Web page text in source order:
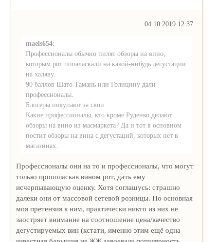
04.10.2019 12:37
maels654:
Профессионалы обычно пилят обзоры на вино,
которым рот попаласкали на какой-нибудь дегустации
на халяву.
90 баллов Шато Тамань или Голицину дали
профессионалы.
Блогеры покупают за свои.
Какие профессионалы, кто кроме Руденко делают
обзоры на вино из масмаркета? Да и тот в основном
постит обзоры на вина с дегустаций, которых нет в
магазинах.
Профессионалы они на то и профессионалы, что могут
только прополаскав вином рот, дать ему
исчерпывающую оценку. Хотя соглашусь: страшно
далеки они от массовой сетевой розницы. Но основная
моя претензия к ним, практически никто из них не
заостряет внимание на соотношение цена/качество
дегустируемых вин (кстати, именно этим ещё одна